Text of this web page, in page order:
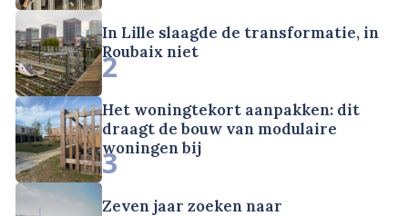
In Lille slaagde de transformatie, in
Roubaix niet
2
Het woningtekort aanpakken: dit
draagt de bouw van modulaire
woningen bij
3
Zeven jaar zoeken naar